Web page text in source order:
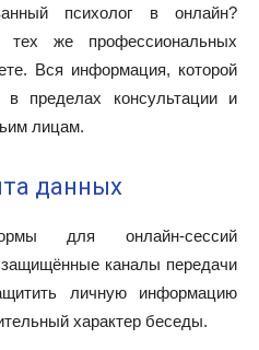
психолог в онлайн?
тех же профессиональных
Вся информация, которой
в пределах консультации и
лицам.
данных
для онлайн-сессий
каналы передачи
личную информацию
характер беседы.